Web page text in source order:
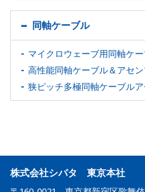
同軸ケーブル
マイクロウェーブ用同軸ケ
高性能同軸ケーブル＆アセン
狭ピッチ多極同軸ケーブルア
株式会社シバタ 東京本社